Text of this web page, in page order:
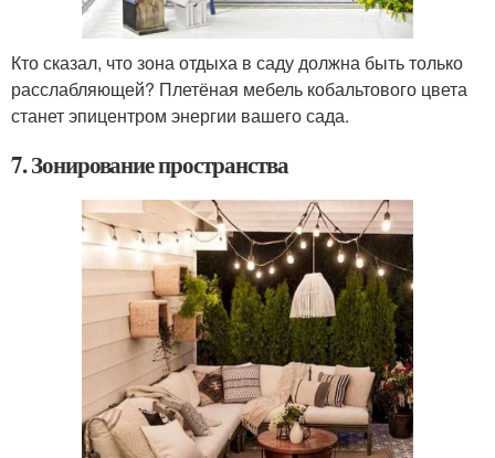
Кто сказал, что зона отдыха в саду должна быть только
расслабляющей? Плетёная мебель кобальтового цвета
станет эпицентром энергии вашего сада.
7. Зонирование пространства